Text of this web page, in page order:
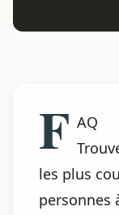
F AQ
les plus
personnes